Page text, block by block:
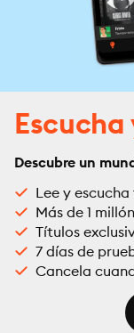
Escucha
Descubre un
Lee y
Más de 1
Títulos
7 días de
Cancela